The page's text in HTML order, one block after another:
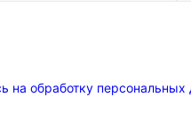
на обработку персональных